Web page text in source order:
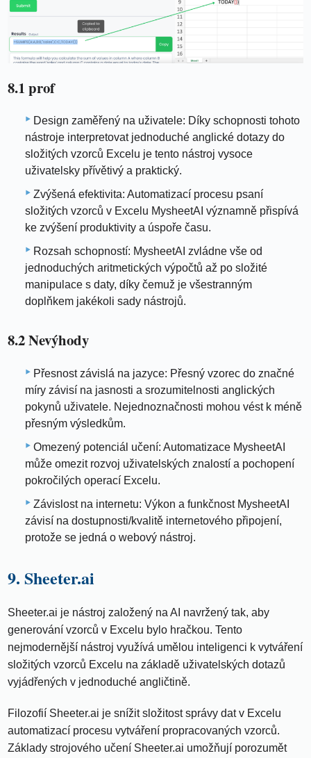
8.1 prof
Design zaměřený na uživatele: Díky schopnosti tohoto
nástroje interpretovat jednoduché anglické dotazy do
složitých vzorců Excelu je tento nástroj vysoce
uživatelsky přívětivý a praktický.
Zvýšená efektivita: Automatizací procesu psaní
složitých vzorců v Excelu MysheetAI významně přispívá
ke zvýšení produktivity a úspoře času.
Rozsah schopností: MysheetAI zvládne vše od
jednoduchých aritmetických výpočtů až po složité
manipulace s daty, díky čemuž je všestranným
doplňkem jakékoli sady nástrojů.
8.2 Nevýhody
Přesnost závislá na jazyce: Přesný vzorec do značné
míry závisí na jasnosti a srozumitelnosti anglických
pokynů uživatele. Nejednoznačnosti mohou vést k méně
přesným výsledkům.
Omezený potenciál učení: Automatizace MysheetAI
může omezit rozvoj uživatelských znalostí a pochopení
pokročilých operací Excelu.
Závislost na internetu: Výkon a funkčnost MysheetAI
závisí na dostupnosti/kvalitě internetového připojení,
protože se jedná o webový nástroj.
9. Sheeter.ai
Sheeter.ai je nástroj založený na AI navržený tak, aby
generování vzorců v Excelu bylo hračkou. Tento
nejmodernější nástroj využívá umělou inteligenci k vytváření
složitých vzorců Excelu na základě uživatelských dotazů
vyjádřených v jednoduché angličtině.
Filozofií Sheeter.ai je snížit složitost správy dat v Excelu
automatizací procesu vytváření propracovaných vzorců.
Základy strojového učení Sheeter.ai umožňují porozumět